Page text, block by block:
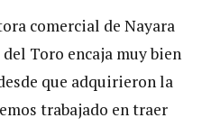
comercial de Nayara
Toro encaja muy bien
que adquirieron la
trabajado en traer